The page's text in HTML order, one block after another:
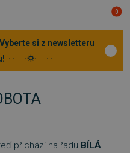
0
Vyberte si z newsletteru
· ─ ·⛭· ─ · ·
přichází na řadu BÍLÁ